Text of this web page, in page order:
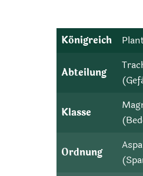
Königreich
Abteilung
Klasse
Ordnung